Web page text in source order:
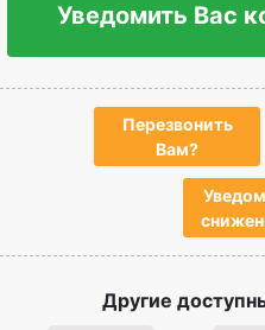
Уведомить Вас
Перезвонить
Вам?
Другие